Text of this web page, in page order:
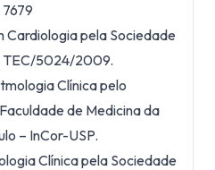
Cardiologia pela Sociedade
TEC/5024/2009.
Clínica pelo
de Medicina da
– InCor-USP.
Clínica pela Sociedade